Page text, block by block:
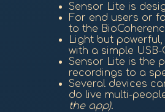
Sensor Lite is
For end users or
to the
Light but
with a simple
Sensor Lite is the
recordings to a
Several devices
do live multi-
the app).